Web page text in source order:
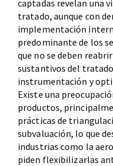
captadas revelan una
tratado, aunque con
implementación
predominante de los
que no se deben
sustantivos del
instrumentación y
Existe una
productos,
prácticas de
subvaluación, lo que
industrias como la
piden flexibilizarlas